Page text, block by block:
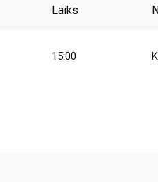
Laiks
15:00